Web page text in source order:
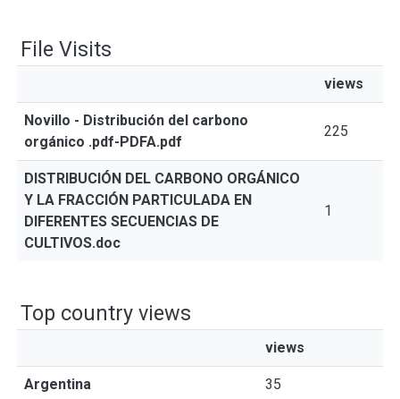
File Visits
views
Novillo - Distribución del carbono
orgánico .pdf-PDFA.pdf
225
DISTRIBUCIÓN DEL CARBONO ORGÁNICO
Y LA FRACCIÓN PARTICULADA EN
DIFERENTES SECUENCIAS DE
CULTIVOS.doc
1
Top country views
views
Argentina 35